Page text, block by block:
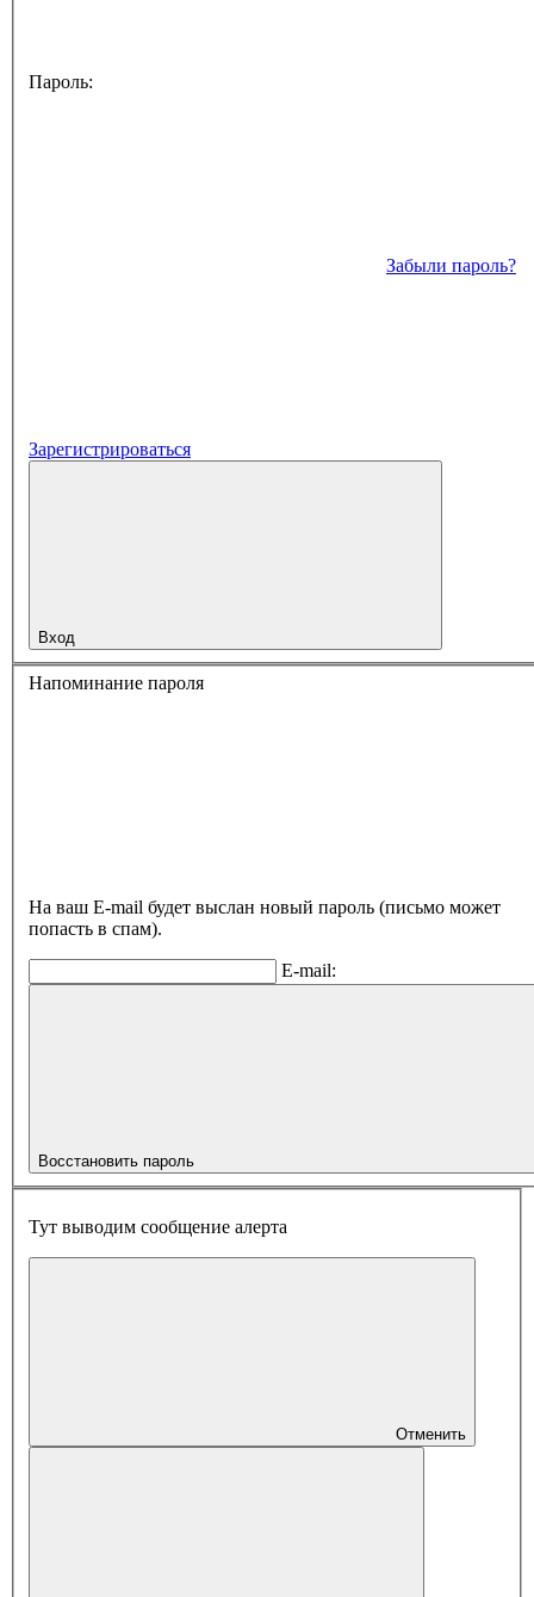
Пароль:
Забыли пароль?
Зарегистрироваться
Вход
Напоминание пароля
На ваш E-mail будет выслан новый пароль (письмо может
попасть в спам).
E-mail:
Восстановить пароль
Тут выводим сообщение алерта
Отменить